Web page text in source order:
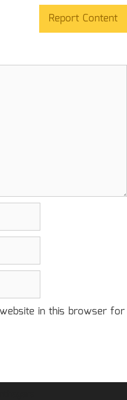
Report Content
in this browser for